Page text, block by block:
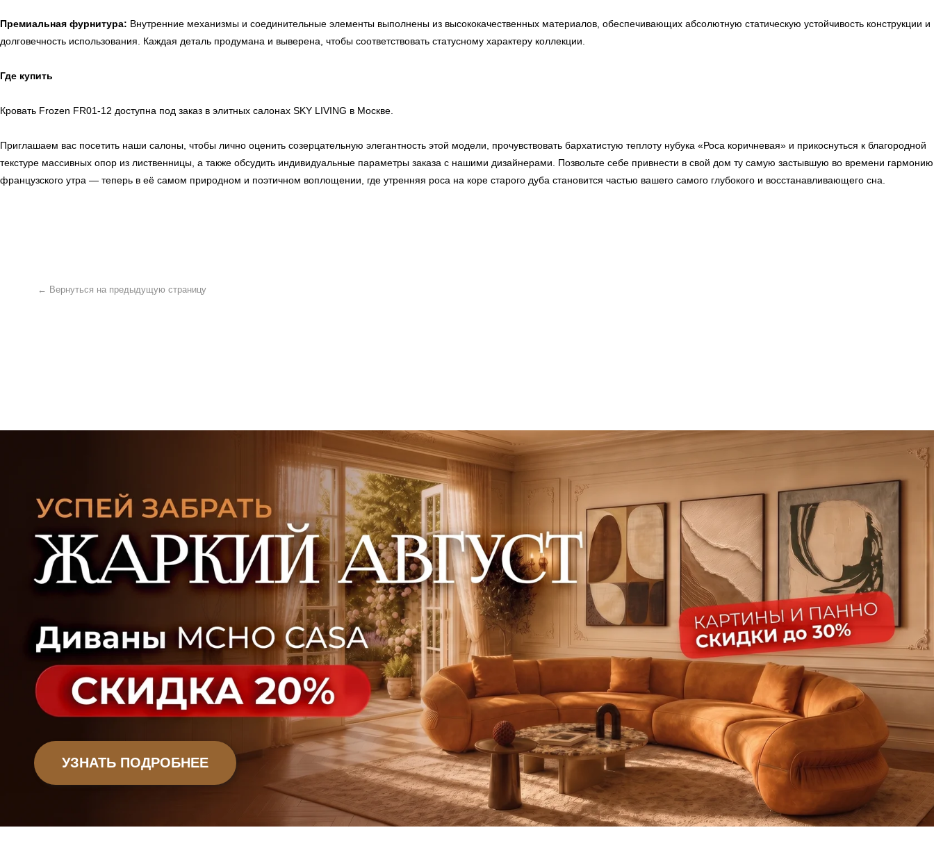
Премиальная фурнитура: Внутренние механизмы и соединительные элементы выполнены из высококачественных материалов, обеспечивающих абсолютную статическую устойчивость конструкции и
долговечность использования. Каждая деталь продумана и выверена, чтобы соответствовать статусному характеру коллекции.
Где купить
Кровать Frozen FR01-12 доступна под заказ в элитных салонах SKY LIVING в Москве.
Приглашаем вас посетить наши салоны, чтобы лично оценить созерцательную элегантность этой модели, прочувствовать бархатистую теплоту нубука «Роса коричневая» и прикоснуться к благородной
текстуре массивных опор из лиственницы, а также обсудить индивидуальные параметры заказа с нашими дизайнерами. Позвольте себе привнести в свой дом ту самую застывшую во времени гармонию
французского утра — теперь в её самом природном и поэтичном воплощении, где утренняя роса на коре старого дуба становится частью вашего самого глубокого и восстанавливающего сна.
← Вернуться на предыдущую страницу
УЗНАТЬ ПОДРОБНЕЕ